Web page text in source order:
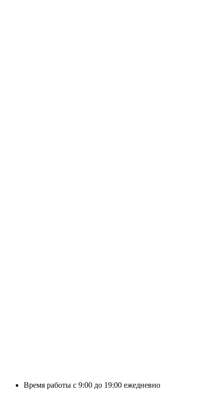
Время работы с 9:00 до 19:00 ежедневно